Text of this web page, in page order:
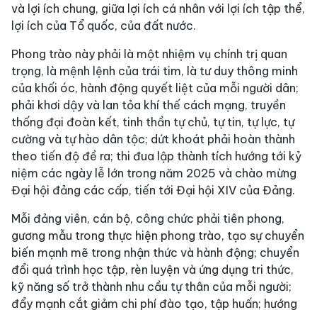
và lợi ích chung, giữa lợi ích cá nhân với lợi ích tập thể,
lợi ích của Tổ quốc, của đất nước.
Phong trào này phải là một nhiệm vụ chính trị quan
trọng, là mệnh lệnh của trái tim, là tư duy thông minh
của khối óc, hành động quyết liệt của mỗi người dân;
phải khơi dậy và lan tỏa khí thế cách mạng, truyền
thống đại đoàn kết, tinh thần tự chủ, tự tin, tự lực, tự
cường và tự hào dân tộc; dứt khoát phải hoàn thành
theo tiến độ đề ra; thi đua lập thành tích hướng tới kỷ
niệm các ngày lễ lớn trong năm 2025 và chào mừng
Đại hội đảng các cấp, tiến tới Đại hội XIV của Đảng.
Mỗi đảng viên, cán bộ, công chức phải tiên phong,
gương mẫu trong thực hiện phong trào, tạo sự chuyển
biến mạnh mẽ trong nhận thức và hành động; chuyển
đổi quá trình học tập, rèn luyện và ứng dụng tri thức,
kỹ năng số trở thành nhu cầu tự thân của mỗi người;
đẩy mạnh cắt giảm chi phí đào tạo, tập huấn; hướng